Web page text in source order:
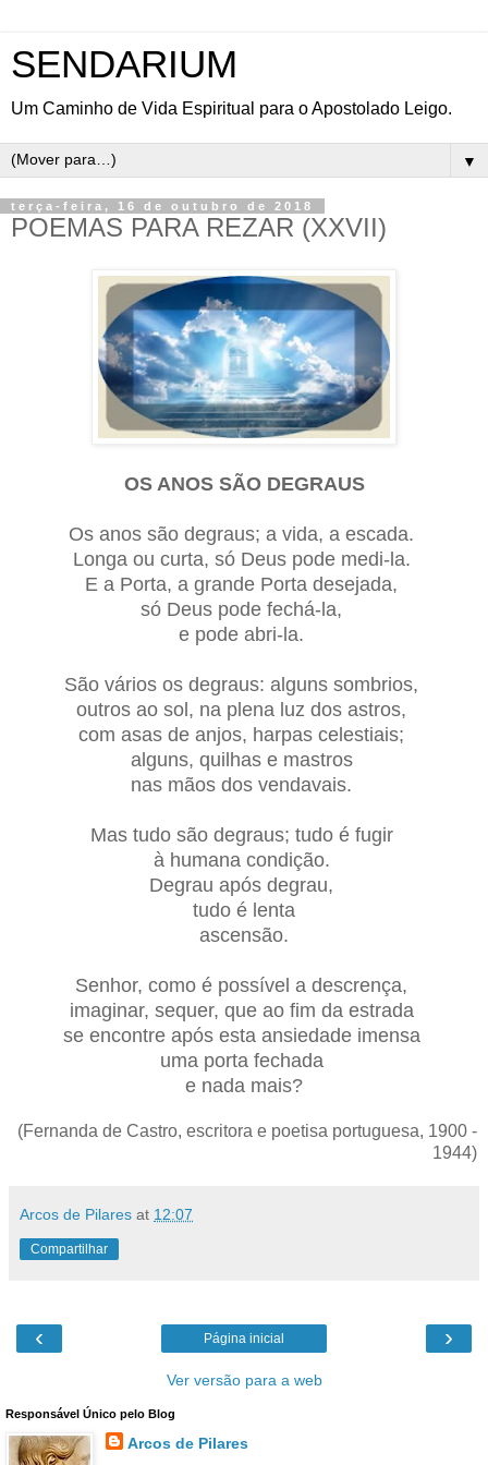
SENDARIUM
Um Caminho de Vida Espiritual para o Apostolado Leigo.
▼
terça-feira, 16 de outubro de 2018
POEMAS PARA REZAR (XXVII)
OS ANOS SÃO DEGRAUS
Os anos são degraus; a vida, a escada.
Longa ou curta, só Deus pode medi-la.
E a Porta, a grande Porta desejada,
só Deus pode fechá-la,
e pode abri-la.
São vários os degraus: alguns sombrios,
outros ao sol, na plena luz dos astros,
com asas de anjos, harpas celestiais;
alguns, quilhas e mastros
nas mãos dos vendavais.
Mas tudo são degraus; tudo é fugir
à humana condição.
Degrau após degrau,
tudo é lenta
ascensão.
Senhor, como é possível a descrença,
imaginar, sequer, que ao fim da estrada
se encontre após esta ansiedade imensa
uma porta fechada
e nada mais?
(Fernanda de Castro, escritora e poetisa portuguesa, 1900 -
1944)
Arcos de Pilares at 12:07
Compartilhar
‹ ›
Página inicial
Ver versão para a web
Responsável Único pelo Blog
Arcos de Pilares